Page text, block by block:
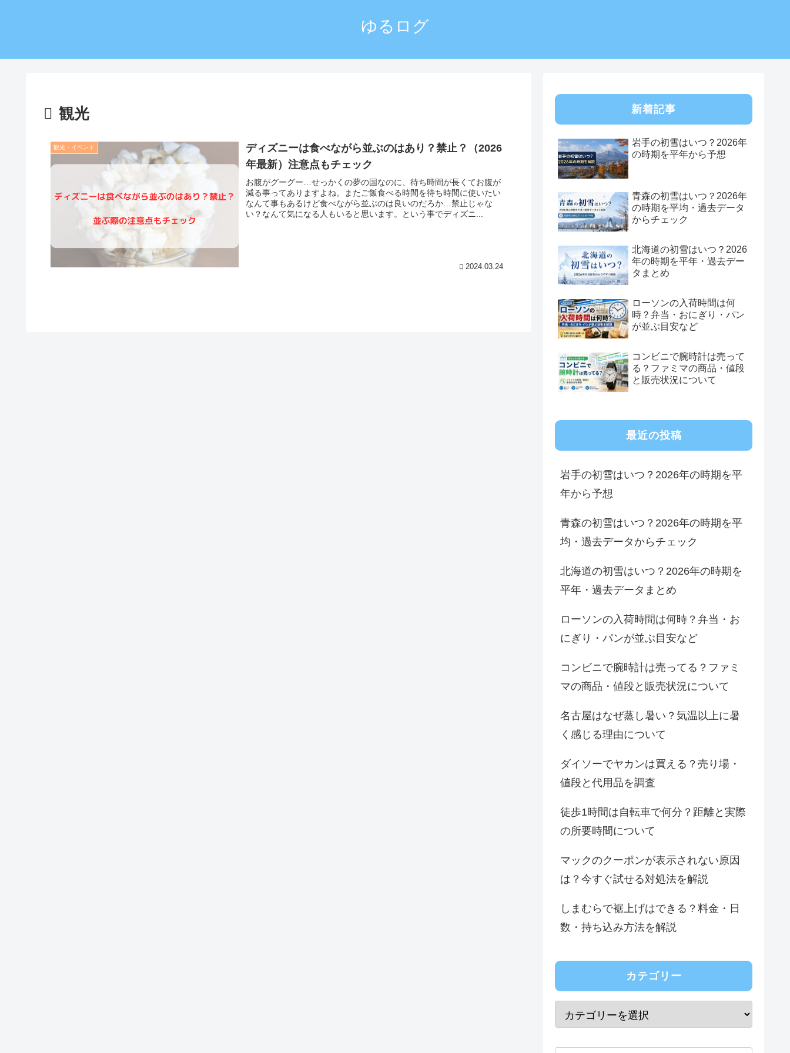
ゆるログ
観光
観光・イベント
ディズニーは食べながら並ぶのはあり？禁止？（2026
年最新）注意点もチェック
お腹がグーグー…せっかくの夢の国なのに、待ち時間が長くてお腹が
減る事ってありますよね。またご飯食べる時間を待ち時間に使いたい
なんて事もあるけど食べながら並ぶのは良いのだろか…禁止じゃな
い？なんて気になる人もいると思います。という事でディズニ...
2024.03.24
新着記事
岩手の初雪はいつ？2026年
の時期を平年から予想
青森の初雪はいつ？2026年
の時期を平均・過去データ
からチェック
北海道の初雪はいつ？2026
年の時期を平年・過去デー
タまとめ
ローソンの入荷時間は何
時？弁当・おにぎり・パン
が並ぶ目安など
コンビニで腕時計は売って
る？ファミマの商品・値段
と販売状況について
最近の投稿
岩手の初雪はいつ？2026年の時期を平
年から予想
青森の初雪はいつ？2026年の時期を平
均・過去データからチェック
北海道の初雪はいつ？2026年の時期を
平年・過去データまとめ
ローソンの入荷時間は何時？弁当・お
にぎり・パンが並ぶ目安など
コンビニで腕時計は売ってる？ファミ
マの商品・値段と販売状況について
名古屋はなぜ蒸し暑い？気温以上に暑
く感じる理由について
ダイソーでヤカンは買える？売り場・
値段と代用品を調査
徒歩1時間は自転車で何分？距離と実際
の所要時間について
マックのクーポンが表示されない原因
は？今すぐ試せる対処法を解説
しまむらで裾上げはできる？料金・日
数・持ち込み方法を解説
カテゴリー